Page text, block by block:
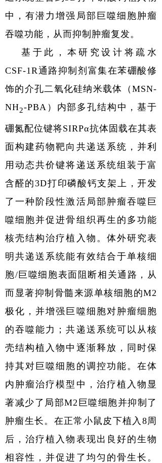
中，有潜力增强局部巨噬细胞肿瘤
吞噬功能，从而抑制肿瘤复发。
基于此，本研究设计将疏水
CSF-1R通路抑制剂富集在苯硼酸修
饰的介孔二氧化硅纳米载体 （MSN-
NH2-PBA） 内部多孔结构中，基于
硼氮配位键将SIRPα抗体固载在其表
面构建药物靶向共递送系统，并利
用动态共价键将递送系统组装于富
含醛的3D打印磷酸钙支架上，开发
了一种阶段性激活局部肿瘤吞噬巨
噬细胞并促进骨组织再生的多功能
核壳结构治疗植入物。体外研究表
明共递送系统能有效结合于单核细
胞/巨噬细胞表面阻断相关通路，从
而显著抑制骨髓来源单核细胞的M2
极化，并增强巨噬细胞对肿瘤细胞
的吞噬能力；共递送系统可以从核
壳结构植入物中逐渐释放，同时保
持其对巨噬细胞的调控功能。在体
内肿瘤治疗模型中，治疗植入物显
著减少了局部M2 巨噬细胞并抑制了
肿瘤生长。在正常小鼠皮下植入 8周
后，治疗植入物表现出良好的生物
相容性，并促进了均匀的骨生长。